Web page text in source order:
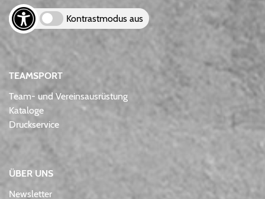
Kontrastmodus aus
TEAMSPORT
Team- und Vereinsausrüstung
Kataloge
Druckservice
ÜBER UNS
Newsletter